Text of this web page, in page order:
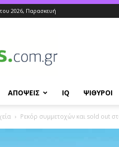
2026, Παρασκευή
ΑΠΟΨΕΙΣ IQ ΨΙΘΥΡΟΙ
Ρεκόρ συμμετοχών και sold out